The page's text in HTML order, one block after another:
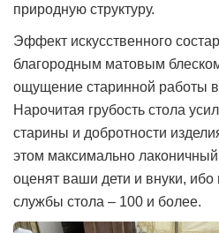
природную структуру.
Эффект искусственного
благородным матовым
ощущение старинной работы в
Нарочитая грубость стола
старины и добротности
этом максимально лаконичный
оценят ваши дети и внуки,
службы стола – 100 и более.